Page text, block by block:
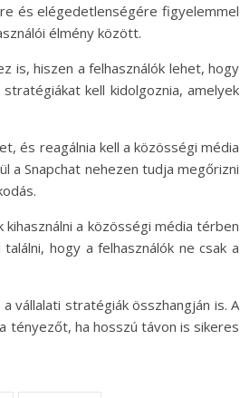
és elégedetlenségére figyelemmel
élmény között.
is, hiszen a felhasználók lehet, hogy
kell kidolgoznia, amelyek
és reagálnia kell a közösségi média
a Snapchat nehezen tudja megőrizni
a közösségi média térben
hogy a felhasználók ne csak a
vállalati stratégiák összhangján is. A
tényezőt, ha hosszú távon is sikeres